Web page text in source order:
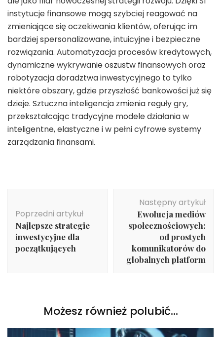
instytucje finansowe mogą szybciej reagować na
zmieniające się oczekiwania klientów, oferując im
bardziej spersonalizowane, intuicyjne i bezpieczne
rozwiązania. Automatyzacja procesów kredytowych,
dynamiczne wykrywanie oszustw finansowych oraz
robotyzacja doradztwa inwestycyjnego to tylko
niektóre obszary, gdzie przyszłość bankowości już się
dzieje. Sztuczna inteligencja zmienia reguły gry,
przekształcając tradycyjne modele działania w
inteligentne, elastyczne i w pełni cyfrowe systemy
zarządzania finansami.
wpisu
Poprzedni artykuł
Najlepsze strategie
inwestycyjne dla
początkujących
Następny artykuł
Ewolucja mediów
społecznościowych:
od prostych
komunikatorów do
globalnych platform
Możesz również polubić…